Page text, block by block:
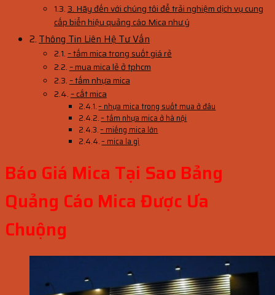
3. Hãy đến với chúng tôi để trải nghiệm dịch vụ cung
cấp biển hiệu quảng cáo Mica như ý
Thông Tin Liên Hệ Tư Vấn
– tấm mica trong suốt giá rẻ
– mua mica lẻ ở tphcm
– tấm nhựa mica
– cắt mica
– nhựa mica trong suốt mua ở đâu
– tấm nhựa mica ở hà nội
– miếng mica lớn
– mica la gì
Báo Giá Mica Tại Sao Bảng
Quảng Cáo Mica Được Ưa
Chuộng